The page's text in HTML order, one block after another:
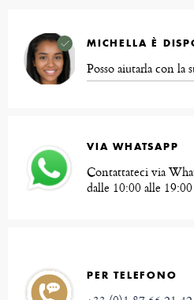
MICHELLA È
Posso aiutarla con la
VIA WHATSAPP
Contattateci via
dalle 10:00 alle 19:00
PER TELEFONO